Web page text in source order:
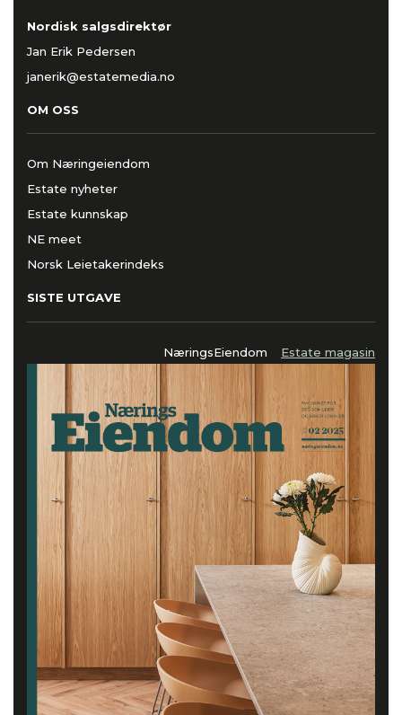
Nordisk salgsdirektør
Jan Erik Pedersen
janerik@estatemedia.no
OM OSS
Om Næringeiendom
Estate nyheter
Estate kunnskap
NE meet
Norsk Leietakerindeks
SISTE UTGAVE
NæringsEiendom Estate magasin